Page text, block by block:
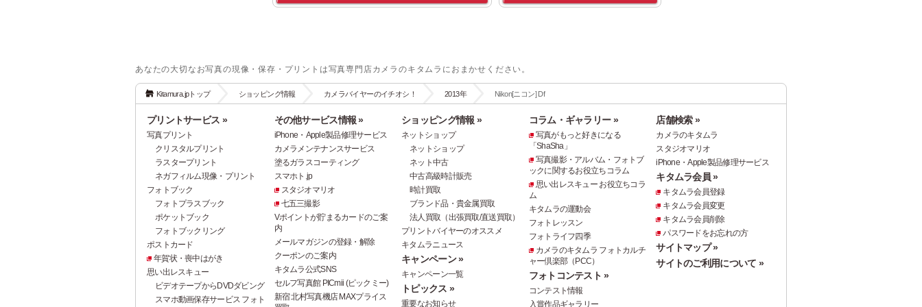
あなたの大切なお写真の現像・保存・プリントは写真専門店カメラのキタムラにおまかせください。
Kitamura.jpトップ ショッピング情報 カメラバイヤーのイチオシ！ 2013年 Nikon[ニコン] Df
プリントサービス »
写真プリント
クリスタルプリント
ラスタープリント
ネガフィルム現像・プリント
フォトブック
フォトプラスブック
ポケットブック
フォトブックリング
ポストカード
年賀状・喪中はがき
思い出レスキュー
ビデオテープからDVDダビング
スマホ動画保存サービス フォト
その他サービス情報 »
iPhone・Apple製品修理サービス
カメラメンテナンスサービス
塗るガラスコーティング
スマホト.jp
スタジオマリオ
七五三撮影
Vポイントが貯まるカードのご案
内
メールマガジンの登録・解除
クーポンのご案内
キタムラ公式SNS
セルフ写真館 PICmii (ピックミー)
新宿 北村写真機店 MAXプライス
ショッピング情報 »
ネットショップ
ネットショップ
ネット中古
中古高級時計販売
時計買取
ブランド品・貴金属買取
法人買取（出張買取/直送買取）
プリントバイヤーのオススメ
キタムラニュース
キャンペーン »
キャンペーン一覧
トピックス »
重要なお知らせ
コラム・ギャラリー »
写真がもっと好きになる
「ShaSha」
写真撮影・アルバム・フォトブ
ックに関するお役立ちコラム
思い出レスキュー お役立ちコラ
ム
キタムラの運動会
フォトレッスン
フォトライフ四季
カメラのキタムラ フォトカルチ
ャー倶楽部（PCC）
フォトコンテスト »
コンテスト情報
入賞作品ギャラリー
店舗検索 »
カメラのキタムラ
スタジオマリオ
iPhone・Apple製品修理サービス
キタムラ会員 »
キタムラ会員登録
キタムラ会員変更
キタムラ会員削除
パスワードをお忘れの方
サイトマップ »
サイトのご利用について »